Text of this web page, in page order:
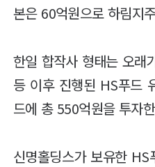
본은 60억원으로 하림지
한일 합작사 형태는 오
등 이후 진행된 HS푸드
드에 총 550억원을 투자
신명홀딩스가 보유한